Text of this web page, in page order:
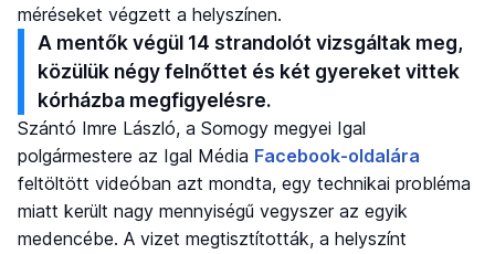
méréseket végzett a helyszínen.
A mentők végül 14 strandolót vizsgáltak meg,
közülük négy felnőttet és két gyereket vittek
kórházba megfigyelésre.
Szántó Imre László, a Somogy megyei Igal
polgármestere az Igal Média Facebook-oldalára
feltöltött videóban azt mondta, egy technikai probléma
miatt került nagy mennyiségű vegyszer az egyik
medencébe. A vizet megtisztították, a helyszínt